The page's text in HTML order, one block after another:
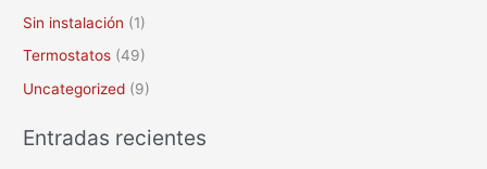
Sin instalación (1)
Termostatos (49)
Uncategorized (9)
Entradas recientes